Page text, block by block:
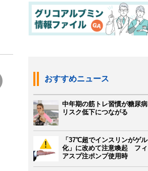
おすすめニュース
中年期の筋トレ習慣が糖尿病
リスク低下につながる
「37℃超でインスリンがゲル
化」に改めて注意喚起 フィ
アスプ注ポンプ使用時